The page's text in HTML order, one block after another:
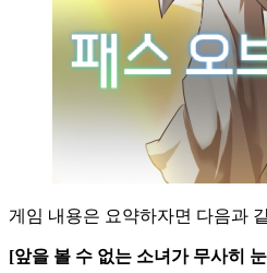
게임 내용은 요약하자면 다음과
[앞을 볼 수 없는 소녀가 무사히